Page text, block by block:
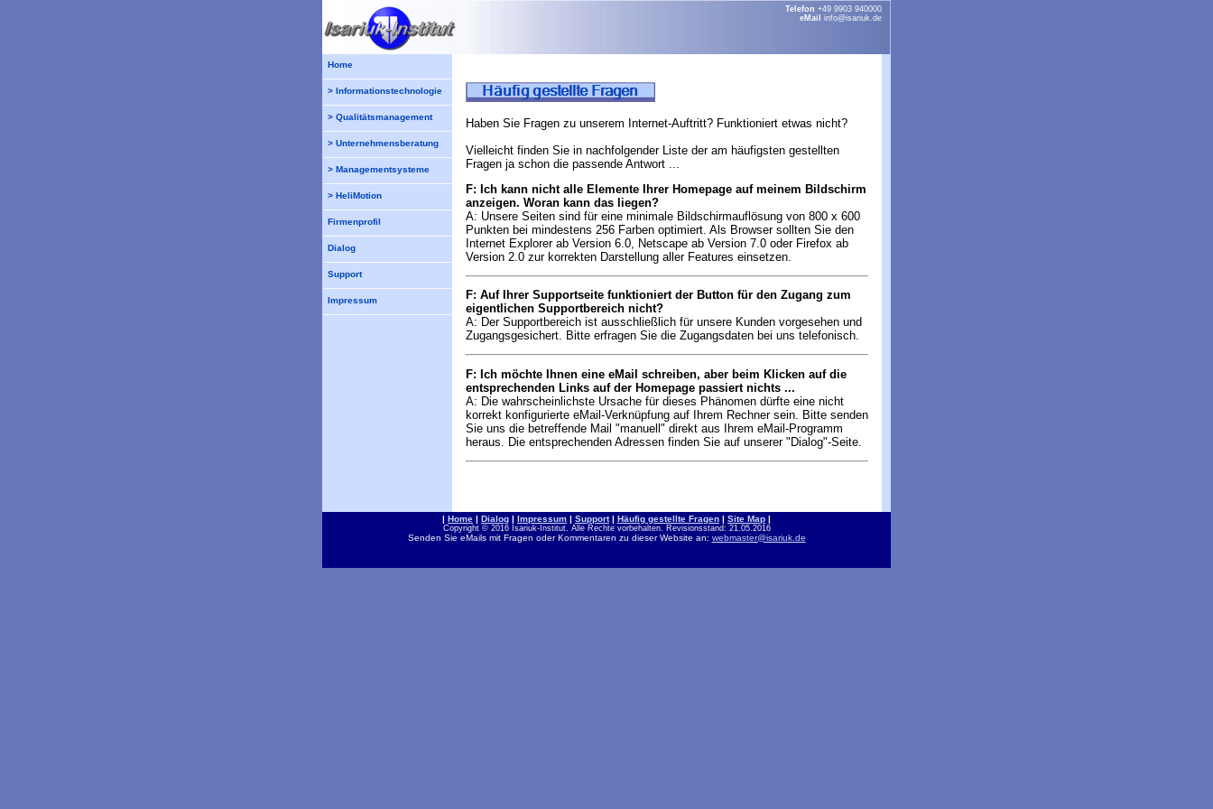
Telefon +49 9903 940000
eMail
info@isariuk.de
Home
> Informationstechnologie
> Qualitätsmanagement
> Unternehmensberatung
> Managementsysteme
> HeliMotion
Firmenprofil
Dialog
Support
Impressum
Haben Sie Fragen zu unserem Internet-Auftritt? Funktioniert etwas nicht?
Vielleicht finden Sie in nachfolgender Liste der am häufigsten gestellten
Fragen ja schon die passende Antwort ...
F: Ich kann nicht alle Elemente Ihrer Homepage auf meinem Bildschirm
anzeigen. Woran kann das liegen?
A: Unsere Seiten sind für eine minimale Bildschirmauflösung von 800 x 600
Punkten bei mindestens 256 Farben optimiert. Als Browser sollten Sie den
Internet Explorer ab Version 6.0, Netscape ab Version 7.0 oder Firefox ab
Version 2.0 zur korrekten Darstellung aller Features einsetzen.
F: Auf Ihrer Supportseite funktioniert der Button für den Zugang zum
eigentlichen Supportbereich nicht?
A: Der Supportbereich ist ausschließlich für unsere Kunden vorgesehen und
Zugangsgesichert. Bitte erfragen Sie die Zugangsdaten bei uns telefonisch.
F: Ich möchte Ihnen eine eMail schreiben, aber beim Klicken auf die
entsprechenden Links auf der Homepage passiert nichts ...
A: Die wahrscheinlichste Ursache für dieses Phänomen dürfte eine nicht
korrekt konfigurierte eMail-Verknüpfung auf Ihrem Rechner sein. Bitte senden
Sie uns die betreffende Mail "manuell" direkt aus Ihrem eMail-Programm
heraus. Die entsprechenden Adressen finden Sie auf unserer "Dialog"-Seite.
Home Dialog Impressum Support| Häufig gestellte Fragen Site Map
Copyright © 2016 Isariuk-Institut. Alle Rechte vorbehalten. Revisionsstand: 21.05.2016
Senden Sie eMails mit Fragen oder Kommentaren zu dieser Website an: webmaster@isariuk.de